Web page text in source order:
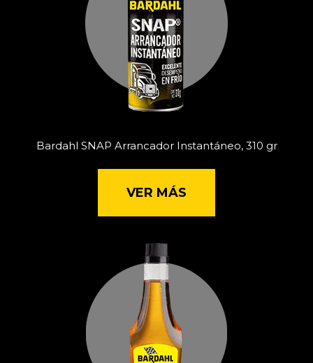
Bardahl SNAP Arrancador Instantáneo, 310 gr
VER MÁS